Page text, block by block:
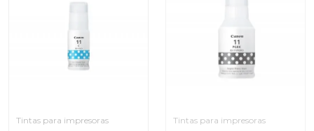
Tintas para impresoras Tintas para impresoras